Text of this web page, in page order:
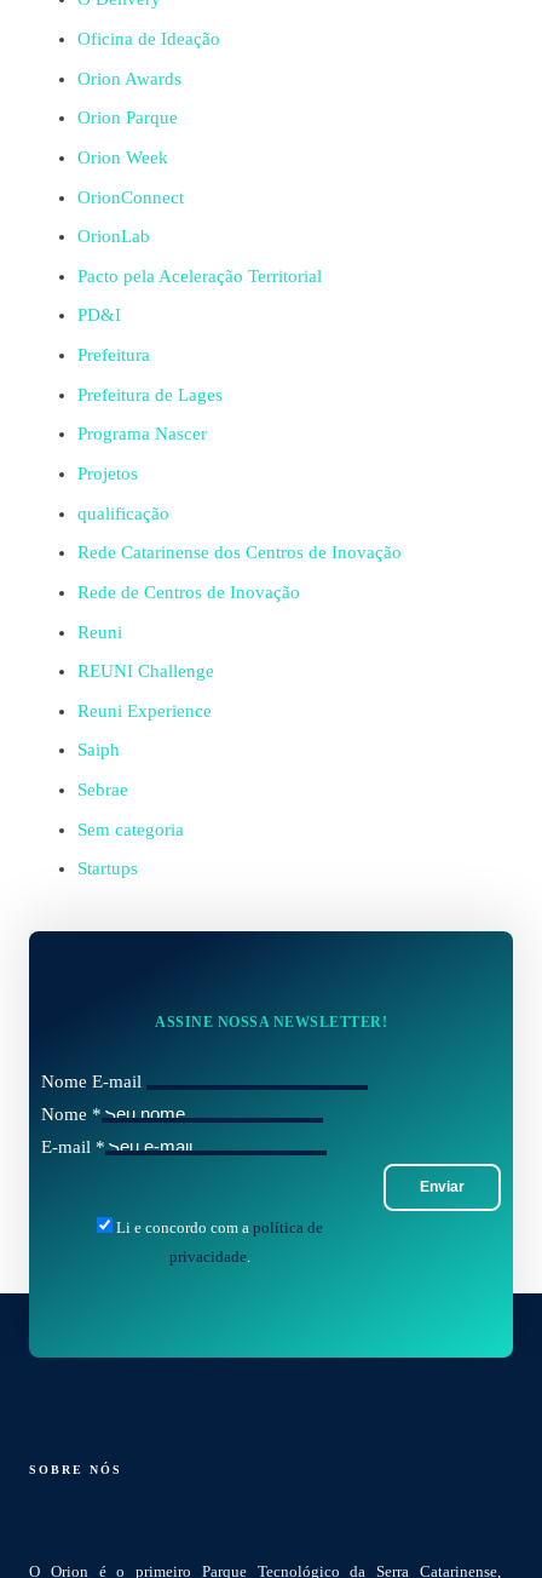
Oficina de Ideação
Orion Awards
Orion Parque
Orion Week
OrionConnect
OrionLab
Pacto pela Aceleração Territorial
PD&I
Prefeitura
Prefeitura de Lages
Programa Nascer
Projetos
qualificação
Rede Catarinense dos Centros de Inovação
Rede de Centros de Inovação
Reuni
REUNI Challenge
Reuni Experience
Saiph
Sebrae
Sem categoria
Startups
ASSINE NOSSA NEWSLETTER!
Nome E-mail
Nome *
E-mail *
Enviar
Li e concordo com a política de
privacidade.
SOBRE NÓS
O Orion é o primeiro Parque Tecnológico da Serra Catarinense,